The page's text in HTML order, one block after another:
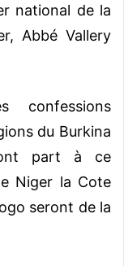
national de la
Abbé Vallery
confessions
du Burkina
part à ce
Niger la Cote
seront de la